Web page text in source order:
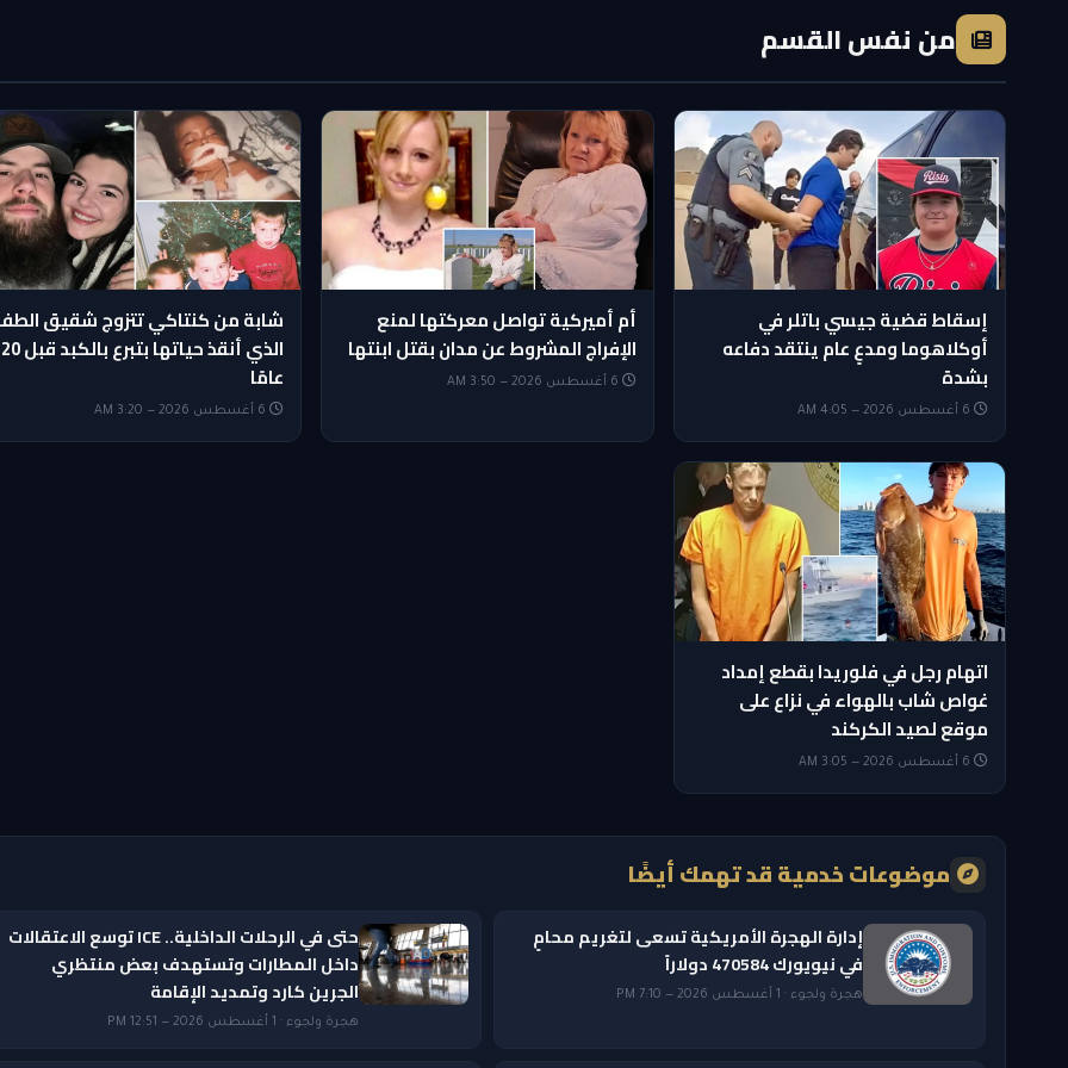
من نفس القسم
إسقاط قضية جيسي باتلر في
أوكلاهوما ومدعٍ عام ينتقد دفاعه
بشدة
أم أميركية تواصل معركتها لمنع
الإفراج المشروط عن مدان بقتل ابنتها
شابة من كنتاكي تتزوج شقيق
الذي أنقذ حياتها بتبرع بالكبد قبل 20
عامًا
6 أغسطس 2026 — 3:20 AM
اتهام رجل في فلوريدا بقطع إمداد
غواص شاب بالهواء في نزاع على
موقع لصيد الكركند
موضوعات خدمية قد تهمك أيضًا
إدارة الهجرة الأمريكية تسعى لتغريم محامٍ
في نيويورك 470584 دولاراً
هجرة ولجوء · 1 أغسطس 2026 — 7:10 PM
حتى في الرحلات الداخلية.. ICE توسع الاعتقالات
داخل المطارات وتستهدف بعض منتظري
الجرين كارد وتمديد الإقامة
هجرة ولجوء · 1 أغسطس 2026 — 12:51 PM